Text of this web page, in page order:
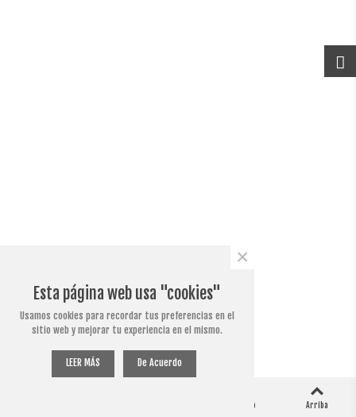
Me ha gustado Arriba
Esta página web usa "cookies"
Usamos cookies para recordar tus preferencias en el
sitio web y mejorar tu experiencia en el mismo.
LEER MÁS De Acuerdo
×